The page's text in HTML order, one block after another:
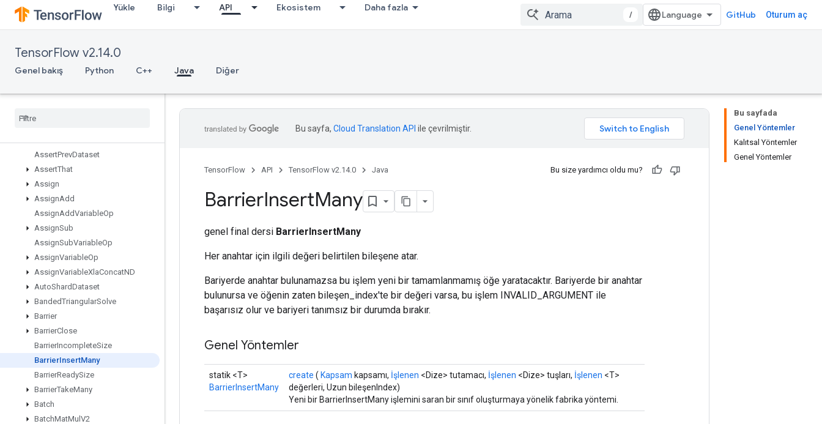
Yükle Bilgi API Ekosistem Daha fazla
/ GitHub Oturum aç
TensorFlow v2.14.0
Genel bakış Python C++ Java Diğer
AnonymousMutableHashTable
AnonymousMutableHashTableOfTensors
or
AnonymousSeedGenerator
ApplyAdagradV2
AssertPrevDataset
AssertThat
Assign
AssignAdd
AssignAddVariableOp
AssignSub
AssignSubVariableOp
AssignVariableOp
AssignVariableXlaConcatND
AutoShardDataset
BandedTriangularSolve
Barrier
BarrierClose
BarrierIncompleteSize
BarrierInsertMany
BarrierReadySize
BarrierTakeMany
Batch
BatchMatMul V2
Bu sayfada
Genel Yöntemler
Kalıtsal Yöntemler
Genel Yöntemler
Bu sayfa, Cloud Translation API ile çevrilmiştir.
TensorFlow API TensorFlow v2.14.0 Java Bu size yardımcı oldu mu?
BarrierInsertMany
genel final dersi BarrierInsertMany
Her anahtar için ilgili değeri belirtilen bileşene atar.
Bariyerde anahtar bulunamazsa bu işlem yeni bir tamamlanmamış öğe yaratacaktır. Bariyerde bir anahtar
bulunursa ve öğenin zaten bileşen_index'te bir değeri varsa, bu işlem INVALID_ARGUMENT ile
başarısız olur ve bariyeri tanımsız bir durumda bırakır.
Genel Yöntemler
statik <T>
BarrierInsertMany
create ( Kapsam kapsamı, İşlenen <Dize> tutamacı, İşlenen <Dize> tuşları, İşlenen <T>
değerleri, Uzun bileşenIndex)
Yeni bir BarrierInsertMany işlemini saran bir sınıf oluşturmaya yönelik fabrika yöntemi.